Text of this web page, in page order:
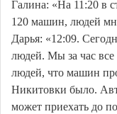
Галина: «На 11:20 в
120 машин, людей
Дарья: «12:09.
людей. Мы за час все
людей, что машин
Никитовки было.
может приехать до